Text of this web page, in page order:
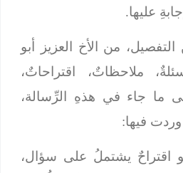
عليها.
من الأخ العزيز أبو
ملاحظاتٌ، اقتراحاتٌ،
ما جاء في هذهِ الرِّسالة،
فيها:
اقتراحٌ يشتملُ على سؤال،